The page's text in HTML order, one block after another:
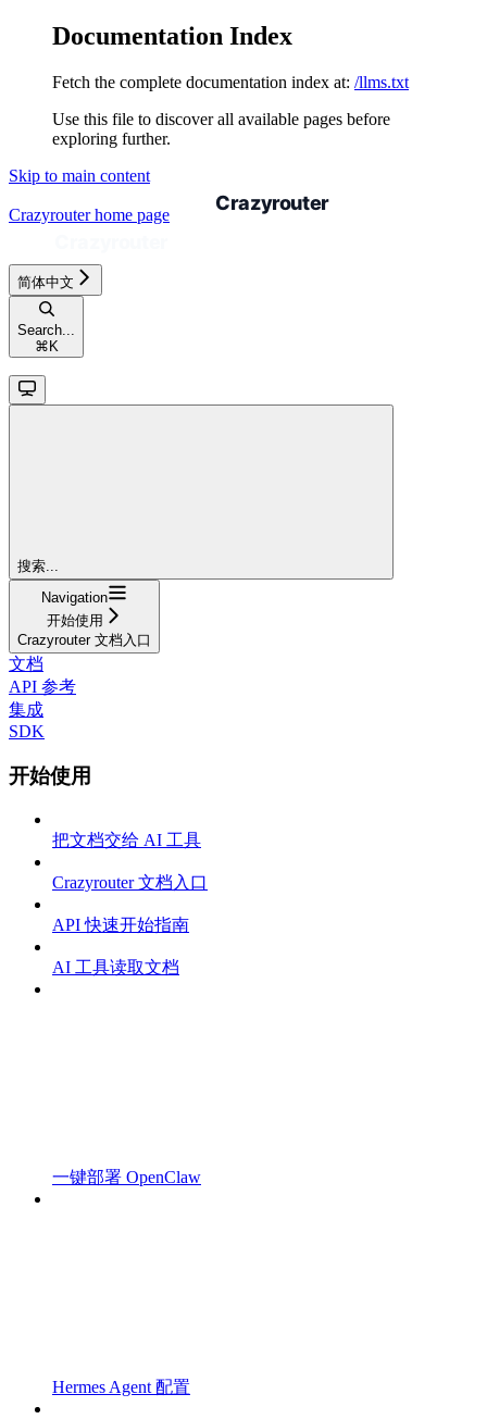
Documentation Index
Fetch the complete documentation index at: /llms.txt
Use this file to discover all available pages before
exploring further.
Skip to main content
Crazyrouterhome page
简体中文
Search...
⌘ K
搜索...
Navigation
开始使用
Crazyrouter 文档入口
文档
API 参考
集成
SDK
开始使用
把文档交给 AI 工具
Crazyrouter 文档入口
API 快速开始指南
AI 工具读取文档
一键部署 OpenClaw
Hermes Agent 配置